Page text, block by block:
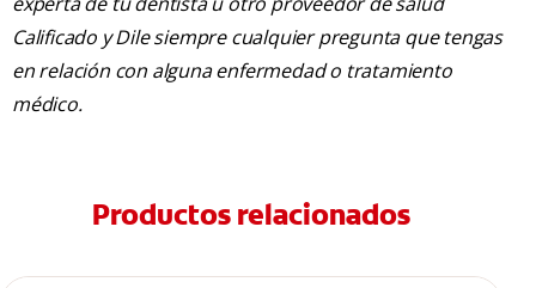
Calificado y Dile siempre cualquier pregunta que tengas
en relación con alguna enfermedad o tratamiento
médico.
Productos relacionados